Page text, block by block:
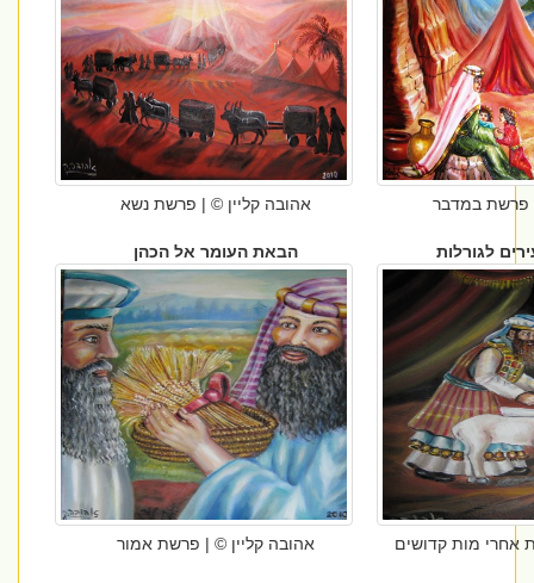
אהובה קליין © | פרשת נשא | פרשת במדבר
הבאת העומר אל הכהן
אהובה קליין © | פרשת אמור
לגורלות
אחרי מות קדושים